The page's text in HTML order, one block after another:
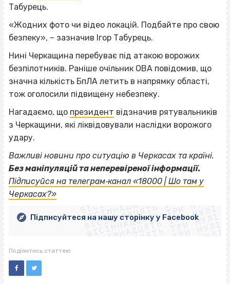
Табурець.
«Жодних фото чи відео локацій. Подбайте про свою
безпеку», – зазначив Ігор Табурець.
Нині Черкащина перебуває під атакою ворожих
безпілотників. Раніше очільник ОВА повідомив, що
значна кількість БпЛА летить в напрямку області,
тож оголосили підвищену небезпеку.
Нагадаємо, що президент відзначив рятувальників
з Черкащини, які ліквідовували наслідки ворожого
удару.
Важливі новини про ситуацію в Черкасах та країні.
Без маніпуляцій та неперевіреної інформації.
Підписуйся на телеграм‐канал «18000 | Шо там у
Черкасах?»
ВІСІМНАДЦЯТЬ ТРИ НУЛІ
ВІСІМНАДЦЯТЬ ТРИ НУЛІ
ВІСІМНАДЦЯТЬ ТРИ НУЛІ
ВІСІМНАДЦЯТЬ ТРИ НУЛІ
ВІСІМНАДЦЯТЬ ТРИ НУЛІ
ВІСІМНАДЦЯТЬ ТРИ НУЛІ
ВІСІМНАДЦЯТЬ ТРИ НУЛІ
ВІСІМНАДЦЯТЬ ТРИ НУЛІ
Підписуйтеся на нашу сторінку у Facebook
Поділитись статтею